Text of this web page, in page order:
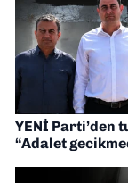
YENİ
“Adalet